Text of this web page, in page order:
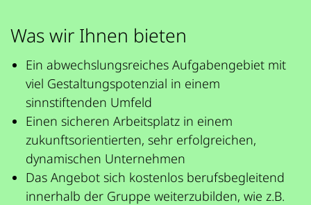
Was wir Ihnen bieten
Ein abwechslungsreiches Aufgabengebiet mit
viel Gestaltungspotenzial in einem
sinnstiftenden Umfeld
Einen sicheren Arbeitsplatz in einem
zukunftsorientierten, sehr erfolgreichen,
dynamischen Unternehmen
Das Angebot sich kostenlos berufsbegleitend
innerhalb der Gruppe weiterzubilden, wie z.B.